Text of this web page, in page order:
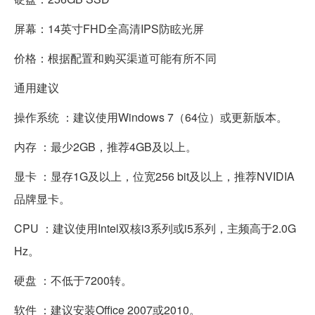
屏幕：14英寸FHD全高清IPS防眩光屏
价格：根据配置和购买渠道可能有所不同
通用建议
操作系统 ：建议使用Windows 7（64位）或更新版本。
内存 ：最少2GB，推荐4GB及以上。
显卡 ：显存1G及以上，位宽256 bit及以上，推荐NVIDIA
品牌显卡。
CPU ：建议使用Intel双核i3系列或i5系列，主频高于2.0G
Hz。
硬盘 ：不低于7200转。
软件 ：建议安装Office 2007或2010。